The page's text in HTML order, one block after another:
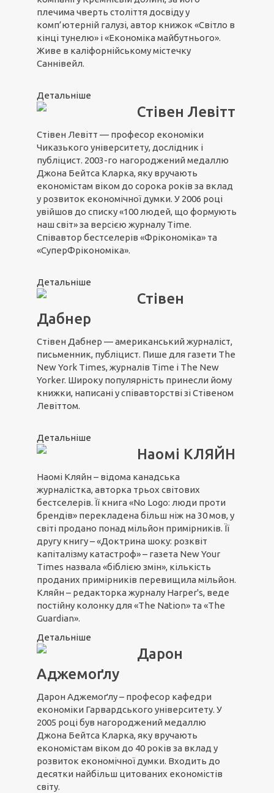
плечима чверть століття досвіду у
комп’ютерній галузі, автор книжок «Світло в
кінці тунелю» і «Економіка майбутнього».
Живе в каліфорнійському містечку
Саннівейл.
Детальніше
Стівен Левітт
Стівен Левітт — професор економіки
Чиказького університету, дослідник і
публіцист. 2003-го нагороджений медаллю
Джона Бейтса Кларка, яку вручають
економістам віком до сорока років за вклад
у розвиток економічної думки. У 2006 році
увійшов до списку «100 людей, що формують
наш світ» за версією журналу Time.
Співавтор бестселерів «Фрікономіка» та
«СуперФрікономіка».
Детальніше
Стівен
Дабнер
Стівен Дабнер — американський журналіст,
письменник, публіцист. Пише для газети The
New York Times, журналів Time і The New
Yorker. Широку популярність принесли йому
книжки, написані у співавторстві зі Стівеном
Левіттом.
Детальніше
Наомі КЛЯЙН
Наомі Кляйн – відома канадська
журналістка, авторка трьох світових
бестселерів. Її книга «No Logo: люди проти
брендів» перекладена більш ніж на 30 мов, у
світі продано понад мільйон примірників. Її
другу книгу – «Доктрина шоку: розквіт
капіталізму катастроф» – газета New Your
Times назвала «біблією змін», кількість
проданих примірників перевищила мільйон.
Кляйн – редакторка журналу Harper's, веде
постійну колонку для «The Nation» та «The
Guardian».
Детальніше
Дарон
Аджемоґлу
Дарон Аджемоґлу – професор кафедри
економіки Гарвардського університету. У
2005 році був нагороджений медаллю
Джона Бейтса Кларка, яку вручають
економістам віком до 40 років за вклад у
розвиток економічної думки. Входить до
десятки найбільш цитованих економістів
світу.